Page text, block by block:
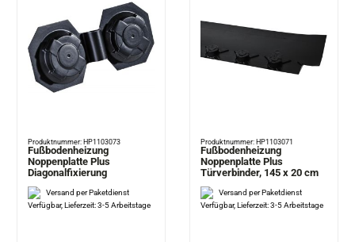
Produktnummer: HP1103073
Fußbodenheizung
Noppenplatte Plus
Diagonalfixierung
Versand per Paketdienst
Verfügbar, Lieferzeit: 3-5 Arbeitstage
Produktnummer: HP1103071
Fußbodenheizung
Noppenplatte Plus
Türverbinder, 145 x 20 cm
Versand per Paketdienst
Verfügbar, Lieferzeit: 3-5 Arbeitstage